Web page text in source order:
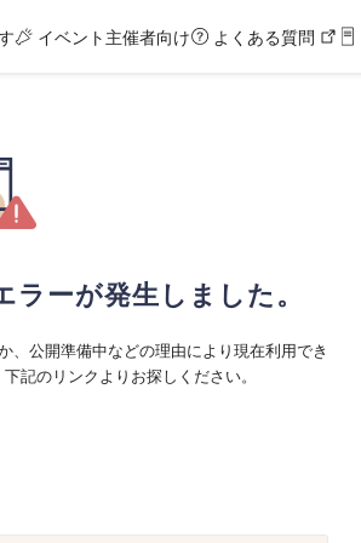
イベント主催者向け よくある質問
ーが発生しました。
、公開準備中などの理由により現在利用でき
記のリンクよりお探しください。